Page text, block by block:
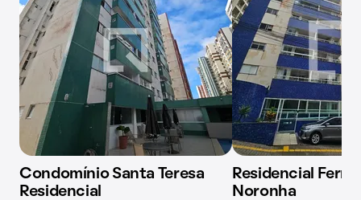
Condomínio Santa Teresa
Residencial
Residencial
Noronha